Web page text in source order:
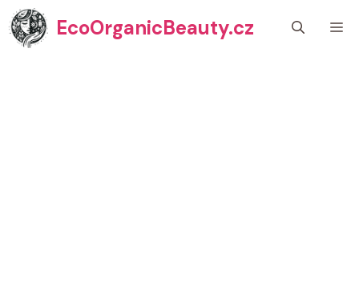
Přeskočit
na
obsah
EcoOrganicBeauty.cz